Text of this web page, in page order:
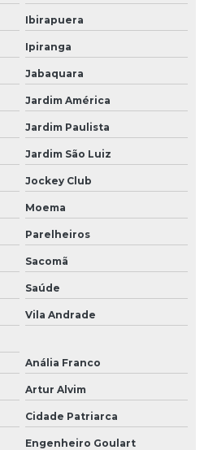
Ibirapuera
Ipiranga
Jabaquara
Jardim América
Jardim Paulista
Jardim São Luiz
Jockey Club
Moema
Parelheiros
Sacomã
Saúde
Vila Andrade
Anália Franco
Artur Alvim
Cidade Patriarca
Engenheiro Goulart